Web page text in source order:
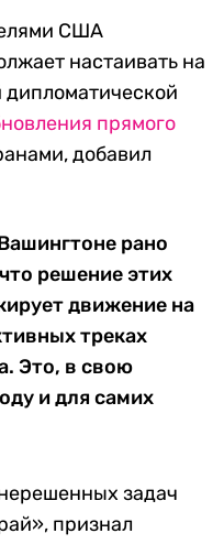
США
настаивать на
дипломатической
прямого
добавил
рано
решение этих
движение на
треках
Это, в свою
и для самих
задач
признал